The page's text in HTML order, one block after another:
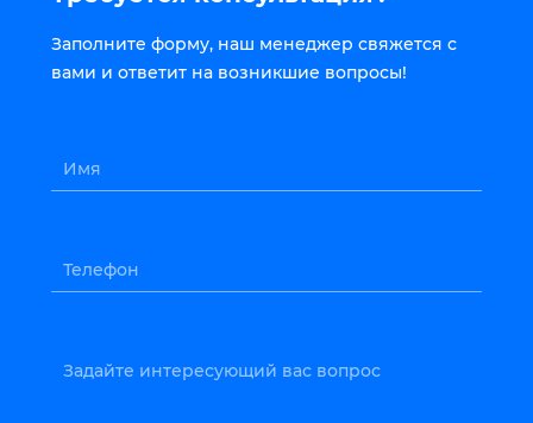
Заполните форму, наш менеджер свяжется с
вами и ответит на возникшие вопросы!
Имя
Телефон
Задайте интересующий вас вопрос